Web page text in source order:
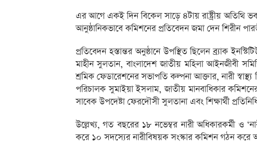
এর আগে একই দিন বিকেল সাড়ে ৪টায় রাষ্ট্রীয় অতিথি
আনুষ্ঠানিকভাবে কমিশনের প্রতিবেদন জমা দেন শিরীন
প্রতিবেদন হস্তান্তর অনুষ্ঠানে উপস্থিত ছিলেন ব্র্যাক
মাহীন সুলতান, বাংলাদেশ জাতীয় মহিলা আইনজীবী
শ্রমিক ফেডারেশনের সভাপতি কল্পনা আক্তার, নারী স্বাস্থ্য
পরিচালক সুমাইয়া ইসলাম, জাতীয় মানবাধিকার
সাবেক উপদেষ্টা ফেরদৌসী সুলতানা এবং শিক্ষার্থী
উল্লেখ্য, গত বছরের ১৮ নভেম্বর নারী অধিকারকর্মী ও
করে ১০ সদস্যের নারীবিষয়ক সংস্কার কমিশন গঠন করে